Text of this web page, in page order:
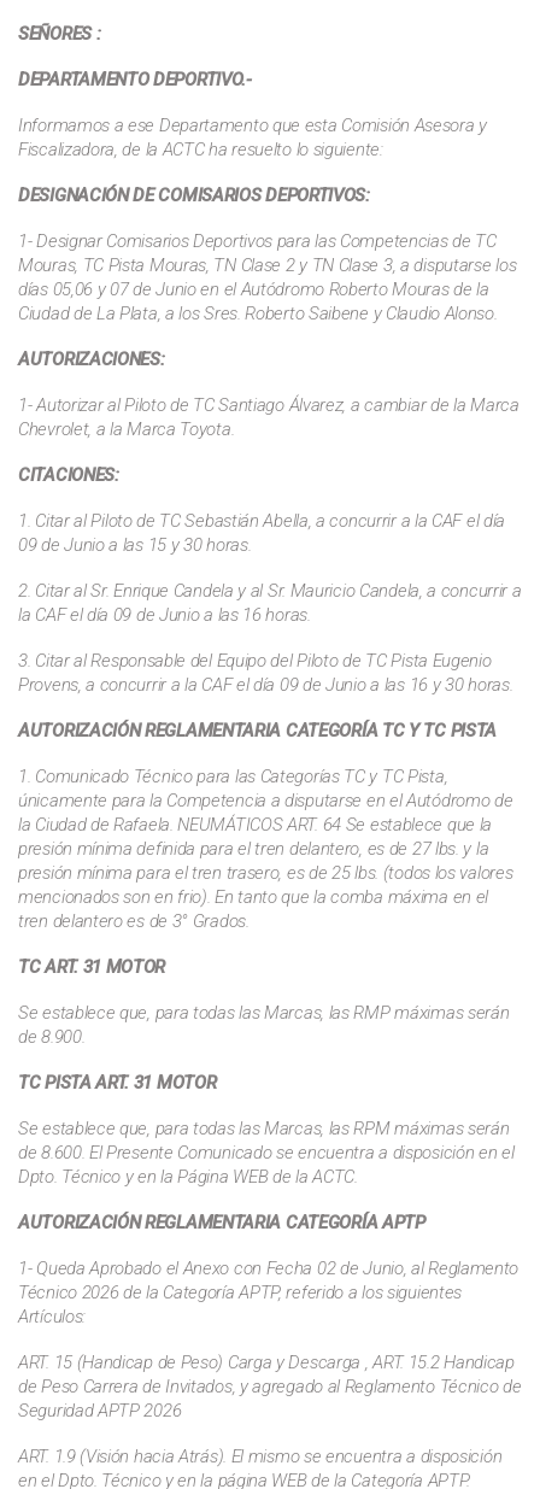
SEÑORES :
DEPARTAMENTO DEPORTIVO.-
Informamos a ese Departamento que esta Comisión Asesora y
Fiscalizadora, de la ACTC ha resuelto lo siguiente:
DESIGNACIÓN DE COMISARIOS DEPORTIVOS:
1- Designar Comisarios Deportivos para las Competencias de TC
Mouras, TC Pista Mouras, TN Clase 2 y TN Clase 3, a disputarse los
días 05,06 y 07 de Junio en el Autódromo Roberto Mouras de la
Ciudad de La Plata, a los Sres. Roberto Saibene y Claudio Alonso.
AUTORIZACIONES:
1- Autorizar al Piloto de TC Santiago Álvarez, a cambiar de la Marca
Chevrolet, a la Marca Toyota.
CITACIONES:
1. Citar al Piloto de TC Sebastián Abella, a concurrir a la CAF el día
09 de Junio a las 15 y 30 horas.
2. Citar al Sr. Enrique Candela y al Sr. Mauricio Candela, a concurrir a
la CAF el día 09 de Junio a las 16 horas.
3. Citar al Responsable del Equipo del Piloto de TC Pista Eugenio
Provens, a concurrir a la CAF el día 09 de Junio a las 16 y 30 horas.
AUTORIZACIÓN REGLAMENTARIA CATEGORÍA TC Y TC PISTA
1. Comunicado Técnico para las Categorías TC y TC Pista,
únicamente para la Competencia a disputarse en el Autódromo de
la Ciudad de Rafaela. NEUMÁTICOS ART. 64 Se establece que la
presión mínima definida para el tren delantero, es de 27 lbs. y la
presión mínima para el tren trasero, es de 25 lbs. (todos los valores
mencionados son en frio). En tanto que la comba máxima en el
tren delantero es de 3° Grados.
TC ART. 31 MOTOR
Se establece que, para todas las Marcas, las RMP máximas serán
de 8.900.
TC PISTA ART. 31 MOTOR
Se establece que, para todas las Marcas, las RPM máximas serán
de 8.600. El Presente Comunicado se encuentra a disposición en el
Dpto. Técnico y en la Página WEB de la ACTC.
AUTORIZACIÓN REGLAMENTARIA CATEGORÍA APTP
1- Queda Aprobado el Anexo con Fecha 02 de Junio, al Reglamento
Técnico 2026 de la Categoría APTP, referido a los siguientes
Artículos:
ART. 15 (Handicap de Peso) Carga y Descarga , ART. 15.2 Handicap
de Peso Carrera de Invitados, y agregado al Reglamento Técnico de
Seguridad APTP 2026
ART. 1.9 (Visión hacia Atrás). El mismo se encuentra a disposición
en el Dpto. Técnico y en la página WEB de la Categoría APTP.